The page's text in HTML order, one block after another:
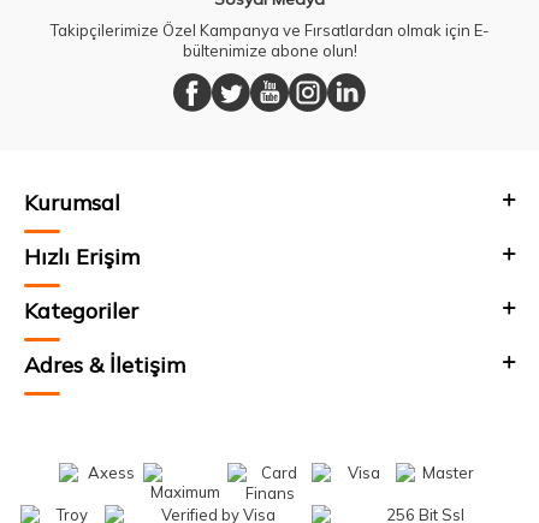
Takipçilerimize Özel Kampanya ve Fırsatlardan olmak için E-
bültenimize abone olun!
Kurumsal
Hızlı Erişim
Kategoriler
Adres & İletişim